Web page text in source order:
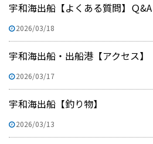
宇和海出船【よくある質問】Ｑ&A
2026/03/18
宇和海出船・出船港【アクセス】
2026/03/17
宇和海出船【釣り物】
2026/03/13